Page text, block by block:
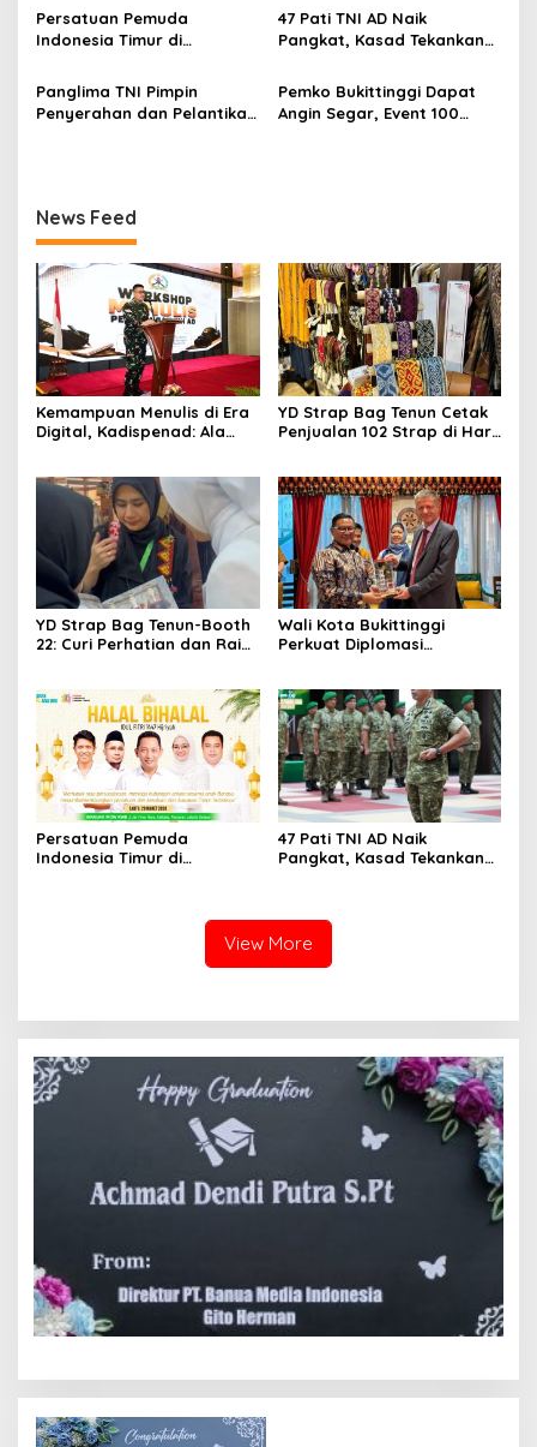
s
Memandang Wastra
dengan Citra Nan Anggun
Dubes Belanda dan Jerman
Sukseskan 100 Tahun Jam
Gadang
Persatuan Pemuda
Indonesia Timur di
Bertajuk “Torang Samua
Basudara”
47 Pati TNI AD Naik
Pangkat, Kasad Tekankan
Adaptasi
Panglima TNI Pimpin
Penyerahan dan Pelantikan
Pemko Bukittinggi Dapat
Angin Segar, Event 100
News Feed
Kemampuan Menulis di Era
Digital, Kadispenad: Ala
YD Strap Bag Tenun Cetak
Penjualan 102 Strap di Hari
Nusantara Kian Digemari
YD Strap Bag Tenun-Booth
22: Curi Perhatian dan Raih
dengan Citra Nan Anggun
Wali Kota Bukittinggi
Perkuat Diplomasi
Sukseskan 100 Tahun Jam
Gadang
Persatuan Pemuda
Indonesia Timur di
47 Pati TNI AD Naik
Pangkat, Kasad Tekankan
View More